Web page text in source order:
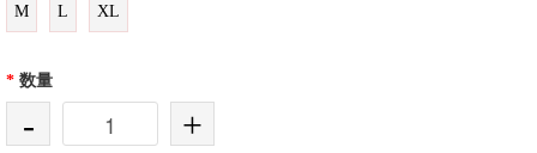
M L XL
* 数量
- +